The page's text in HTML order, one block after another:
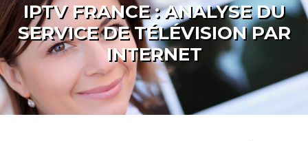
IPTV FRANCE : ANALYSE DU
SERVICE DE TÉLÉVISION PAR
INTERNET